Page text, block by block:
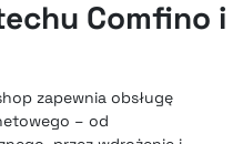
Comfino i
zapewnia obsługę
– od